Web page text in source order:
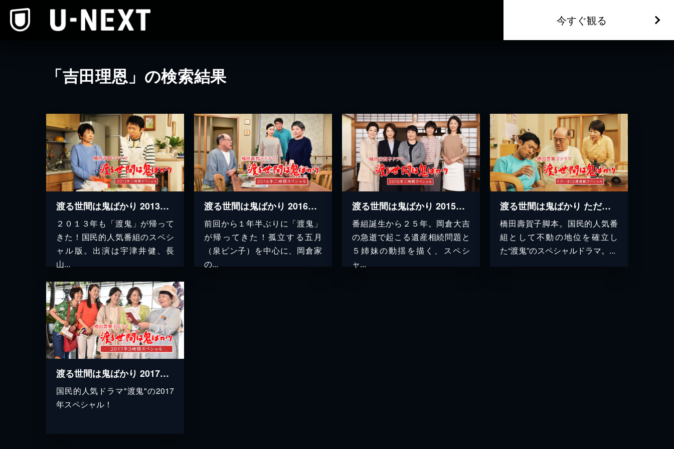
今すぐ観る
「吉田理恩」の検索結果
渡る世間は鬼ばかり 2013年二時間スペシャル(橋田壽賀子ドラマ)
２０１３年も「渡鬼」が帰って
きた！国民的人気番組のスペシ
ャル版。出演は宇津井健、長
山...
渡る世間は鬼ばかり 2016年二時間スペシャル(橋田壽賀子ドラマ)
前回から１年半ぶりに「渡鬼」
が帰ってきた！孤立する五月
（泉ピン子）を中心に、岡倉家
の...
渡る世間は鬼ばかり 2015年二時間スペシャル(橋田壽賀子ドラマ)
番組誕生から２５年。岡倉大吉
の急逝で起こる遺産相続問題と
５姉妹の動揺を描く、スペシ
ャ...
渡る世間は鬼ばかり ただいま!!2週連続スペシャル(橋田壽賀子ドラマ)
橋田壽賀子脚本。国民的人気番
組として不動の地位を確立し
た“渡鬼”のスペシャルドラマ。...
渡る世間は鬼ばかり 2017年3時間スペシャル(橋田壽賀子ドラマ)
国民的人気ドラマ"渡鬼"の2017
年スペシャル！